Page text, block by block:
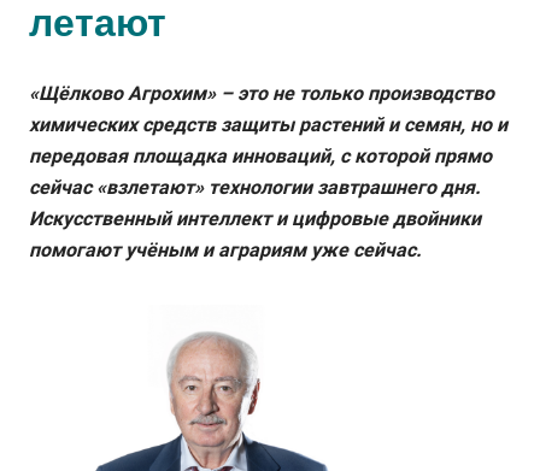
летают
«Щёлково Агрохим» – это не только производство
химических средств защиты растений и семян, но и
передовая площадка инноваций, с которой прямо
сейчас «взлетают» технологии завтрашнего дня.
Искусственный интеллект и цифровые двойники
помогают учёным и аграриям уже сейчас.